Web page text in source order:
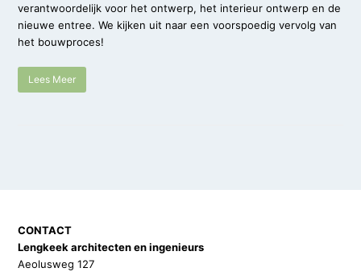
verantwoordelijk voor het ontwerp, het interieur ontwerp en de
nieuwe entree. We kijken uit naar een voorspoedig vervolg van
het bouwproces!
Lees Meer
CONTACT
Lengkeek architecten en ingenieurs
Aeolusweg 127